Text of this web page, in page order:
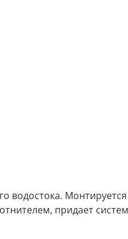
водостока.
придает